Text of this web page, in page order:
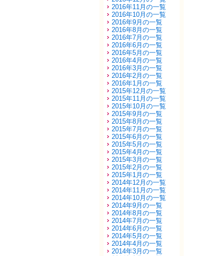
2016年11月の一覧
2016年10月の一覧
2016年9月の一覧
2016年8月の一覧
2016年7月の一覧
2016年6月の一覧
2016年5月の一覧
2016年4月の一覧
2016年3月の一覧
2016年2月の一覧
2016年1月の一覧
2015年12月の一覧
2015年11月の一覧
2015年10月の一覧
2015年9月の一覧
2015年8月の一覧
2015年7月の一覧
2015年6月の一覧
2015年5月の一覧
2015年4月の一覧
2015年3月の一覧
2015年2月の一覧
2015年1月の一覧
2014年12月の一覧
2014年11月の一覧
2014年10月の一覧
2014年9月の一覧
2014年8月の一覧
2014年7月の一覧
2014年6月の一覧
2014年5月の一覧
2014年4月の一覧
2014年3月の一覧